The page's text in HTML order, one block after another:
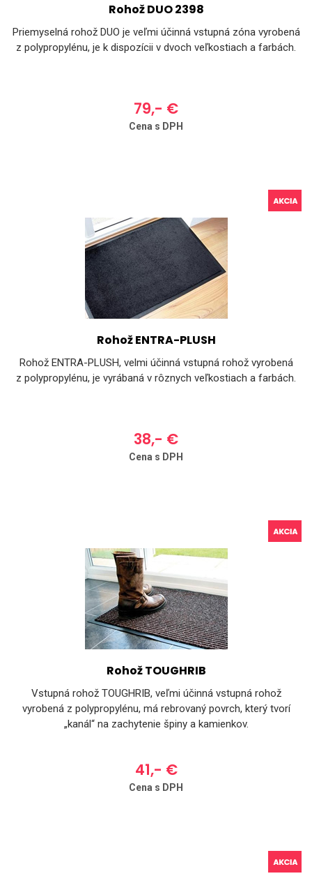
Rohož DUO 2398
Priemyselná rohož DUO je veľmi účinná vstupná zóna vyrobená
z polypropylénu, je k dispozícii v dvoch veľkostiach a farbách.
79,- €
Cena s DPH
Rohož ENTRA-PLUSH
Rohož ENTRA-PLUSH, velmi účinná vstupná rohož vyrobená
z polypropylénu, je vyrábaná v rôznych veľkostiach a farbách.
38,- €
Cena s DPH
Rohož TOUGHRIB
Vstupná rohož TOUGHRIB, veľmi účinná vstupná rohož
vyrobená z polypropylénu, má rebrovaný povrch, který tvorí
„kanál“ na zachytenie špiny a kamienkov.
41,- €
Cena s DPH